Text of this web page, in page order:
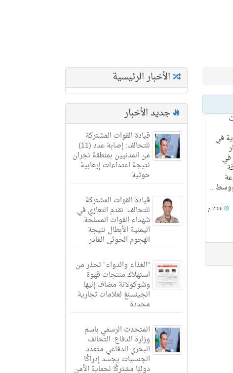
الأخبار الرئيسية
جديد الأخبار
قيادة القوات المشتركة
للتحالف: إصابة عدد (11)
من المدنيين بمنطقة نجران
نتيجة اعتداءات إرهابية
حوثية
قيادة القوات المشتركة
للتحالف: نقدم التعازي في
شهداء القوات المسلحة
اليمنية الأبطال نتيجة
الهجوم الحوثي الغادر
“الغذاء والدواء” تحذر من
استهلاك منتجات قهوة
وشوكولاتة مضاف إليها
الجينسنغ لعلامات تجارية
محددة
المتحدث الرسمي باسم
وزارة الدفاع: التحالف
البحري الدفاعي متعدد
الجنسيات يجسد إدراكًا
دوليًا مشتركًا لحماية الأمن
في
في
..